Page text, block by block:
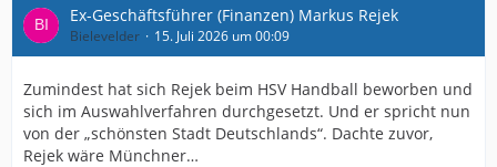
Ex-Geschäftsführer (Finanzen) Markus Rejek
Bielevelder 15. Juli 2026 um 00:09
Zumindest hat sich Rejek beim HSV Handball beworben und
sich im Auswahlverfahren durchgesetzt. Und er spricht nun
von der „schönsten Stadt Deutschlands“. Dachte zuvor,
Rejek wäre Münchner…